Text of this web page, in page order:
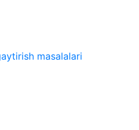
masalalari